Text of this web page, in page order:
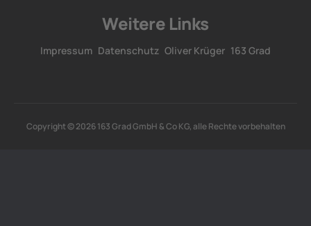
Weitere Links
Impressum Datenschutz Oliver Krüger 163 Grad
Copyright © 2026 163 Grad GmbH & Co KG, alle Rechte vorbehalten